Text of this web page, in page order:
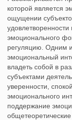
которой является
ощущении
эмоционального
регуляцию. Одним
эмоциональный
владеть собой в
субъектами
уверенности,
эмоционального
поддержание